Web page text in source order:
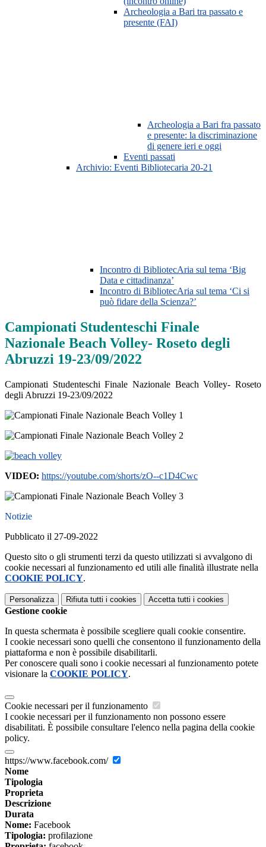
Archeologia a Bari tra passato e
presente (FAI)
Archeologia a Bari fra passato
e presente: la discriminazione
di genere ieri e oggi
Eventi passati
Archivio: Eventi Bibliotecaria 20-21
Incontro di BibliotecAria sul tema ‘Big
Data e cittadinanza’
Incontro di BibliotecAria sul tema ‘Ci si
può fidare della Scienza?’
Campionati Studenteschi Finale
Nazionale Beach Volley- Roseto degli
Abruzzi 19-23/09/2022
Campionati Studenteschi Finale Nazionale Beach Volley- Roseto
degli Abruzzi 19-23/09/2022
VIDEO: https://youtube.com/shorts/zO--c1D4Cwc
Notizie
Pubblicato il 27-09-2022
Questo sito o gli strumenti terzi da questo utilizzati si avvalgono di
cookie necessari al funzionamento ed utili alle finalità illustrate nella
COOKIE POLICY.
Personalizza Rifiuta tutti i cookies Accetta tutti i cookies
Gestione cookie
In questa schermata è possibile scegliere quali cookie consentire.
I cookie necessari sono quelli che consentono il funzionamento della
piattaforma e non è possibile disabilitarli.
Per conoscere quali sono i cookie necessari al funzionamento potete
visionare la COOKIE POLICY.
Cookie necessari per il funzionamento
I cookie necessari per il funzionamento non possono essere
disabilitati. È possibile consultare l'elenco nella pagina della cookie
policy.
https://www.facebook.com/
Nome
Tipologia
Proprieta
Descrizione
Durata
Nome: Facebook
Tipologia: profilazione